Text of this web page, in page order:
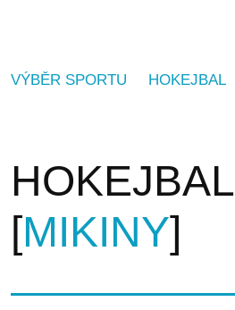
VÝBĚR SPORTU HOKEJBAL
HOKEJBAL
MIKINY